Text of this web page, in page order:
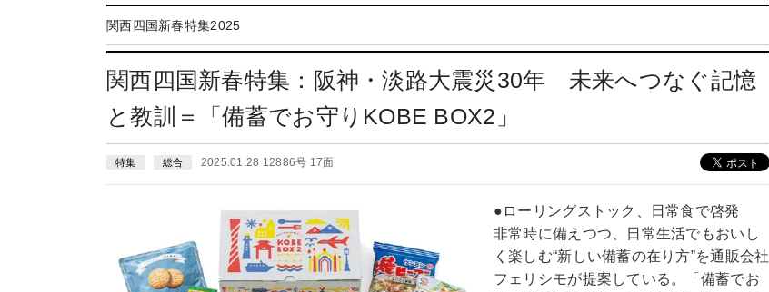
関西四国新春特集2025
関西四国新春特集：阪神・淡路大震災30年 未来へつなぐ記憶
と教訓＝「備蓄でお守りKOBE BOX2」
特集 総合 2025.01.28 12886号 17面
●ローリングストック、日常食で啓発
非常時に備えつつ、日常生活でもおいし
く楽しむ“新しい備蓄の在り方”を通販会社
フェリシモが提案している。「備蓄でお